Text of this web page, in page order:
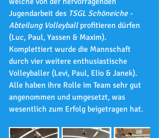
Jugendarbeit des TSGL Schöneiche -
Abteilung Volleyball profitieren dürfen
(Luc, Paul, Yassen & Maxim).
Komplettiert wurde die Mannschaft
durch vier weitere enthusiastische
Volleyballer (Levi, Paul, Elio & Janek).
Alle haben ihre Rolle im Team sehr gut
angenommen und umgesetzt, was
wesentlich zum Erfolg beigetragen hat.